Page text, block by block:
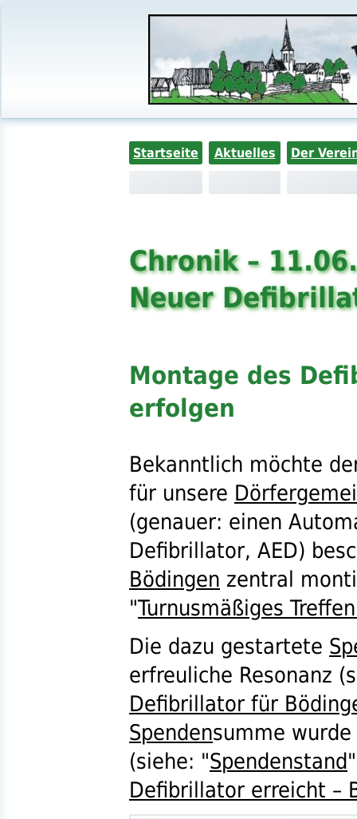
Startseite Aktuelles Der
Chronik –
Neuer
Montage des
erfolgen
Bekanntlich möchte
für unsere
(genauer: einen
Defibrillator, AED)
Bödingen zentral
"Turnusmäßiges
Die dazu gestartete
erfreuliche Resonanz (
Defibrillator für
Spendensumme
(siehe: "Spendenstand
Defibrillator erreicht –